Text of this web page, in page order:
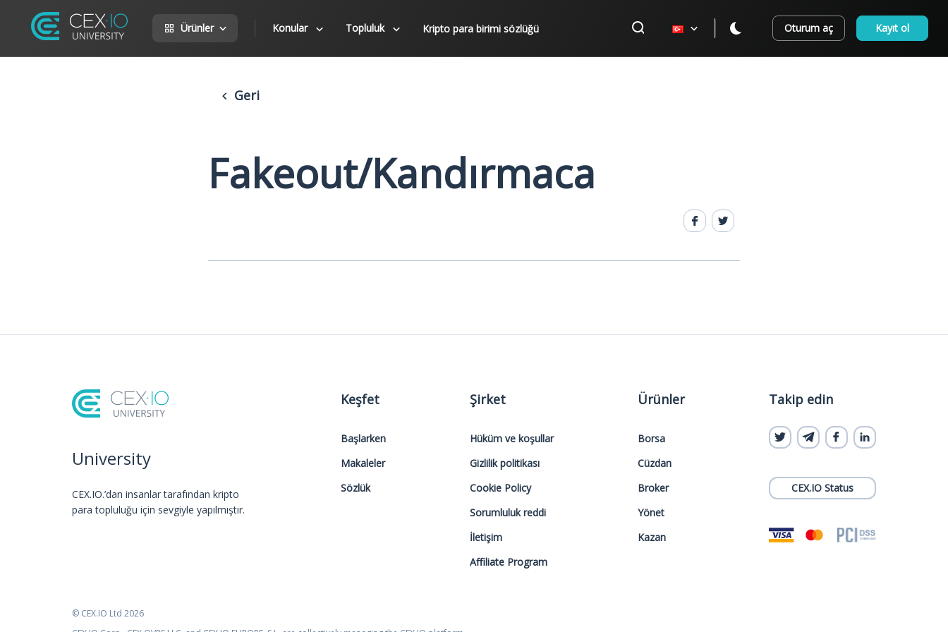
Ürünler Konular Topluluk Kripto para birimi sözlüğü Oturum aç Kayıt ol
Geri
Fakeout/Kandırmaca
University
CEX.IO.’dan insanlar tarafından kripto
para topluluğu için sevgiyle yapılmıştır.
Keşfet
Başlarken
Makaleler
Sözlük
Şirket
Hüküm ve koşullar
Gizlilik politikası
Cookie Policy
Sorumluluk reddi
İletişim
Affiliate Program
Ürünler
Borsa
Cüzdan
Broker
Yönet
Kazan
Takip edin
CEX.IO Status
© CEX.IO Ltd 2026